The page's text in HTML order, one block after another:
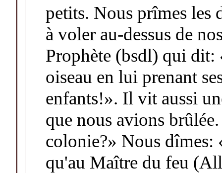
petits. Nous prîmes les
à voler au-dessus de
Prophète (bsdl) qui dit:
oiseau en lui prenant
enfants!». Il vit aussi
que nous avions
colonie?» Nous
qu'au Maître du feu